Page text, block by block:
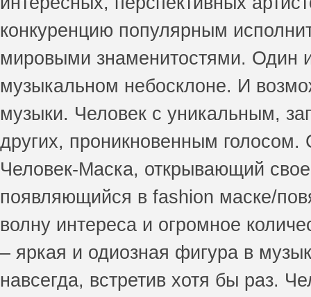
конкуренцию популярным
мировыми знаменитостями. Один
музыкальном небосклоне. И
музыки. Человек с уникальным,
других, проникновенным
Человек-Маска, открывающий
появляющийся в fashion маске/
волну интереса и огромное
– яркая и одиозная фигура в
навсегда, встретив хотя бы раз.